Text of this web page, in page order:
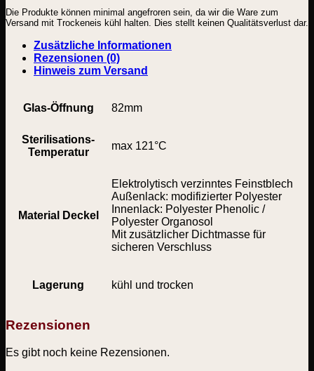
Stück
Menge
Die Produkte können minimal angefroren sein, da wir die Ware zum
Versand mit Trockeneis kühl halten. Dies stellt keinen Qualitätsverlust dar.
Zusätzliche Informationen
Rezensionen (0)
Hinweis zum Versand
Glas-Öffnung 82mm
Sterilisations-
Temperatur
max 121°C
Material Deckel
Elektrolytisch verzinntes Feinstblech
Außenlack: modifizierter Polyester
Innenlack: Polyester Phenolic /
Polyester Organosol
Mit zusätzlicher Dichtmasse für
sicheren Verschluss
Lagerung kühl und trocken
Rezensionen
Es gibt noch keine Rezensionen.